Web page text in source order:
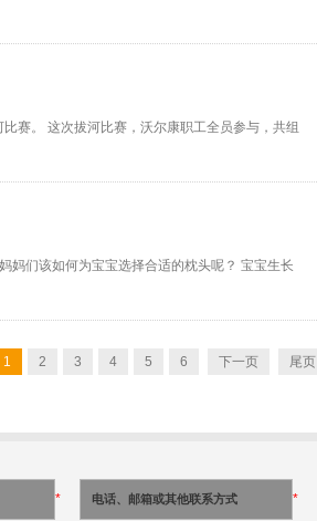
赛。 这次拔河比赛，沃尔康职工全员参与，共组
妈们该如何为宝宝选择合适的枕头呢？ 宝宝生长
1 2 3 4 5 6 下一页 尾页
* *